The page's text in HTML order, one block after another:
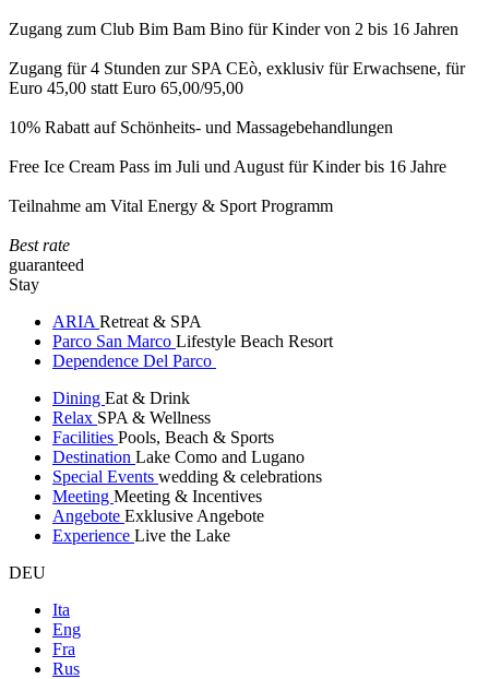
Zugang zum Club Bim Bam Bino für Kinder von 2 bis 16 Jahren
Zugang für 4 Stunden zur SPA CEò, exklusiv für Erwachsene, für
Euro 45,00 statt Euro 65,00/95,00
10% Rabatt auf Schönheits- und Massagebehandlungen
Free Ice Cream Pass im Juli und August für Kinder bis 16 Jahre
Teilnahme am Vital Energy & Sport Programm
Best rate
guaranteed
Stay
ARIA Retreat & SPA
Parco San Marco Lifestyle Beach Resort
Dependence Del Parco
Dining Eat & Drink
Relax SPA & Wellness
Facilities Pools, Beach & Sports
Destination Lake Como and Lugano
Special Events wedding & celebrations
Meeting Meeting & Incentives
Angebote Exklusive Angebote
Experience Live the Lake
DEU
Ita
Eng
Fra
Rus